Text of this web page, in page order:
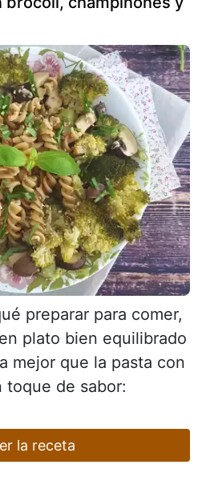
preparar para comer,
plato bien equilibrado
mejor que la pasta con
toque de sabor:
la receta